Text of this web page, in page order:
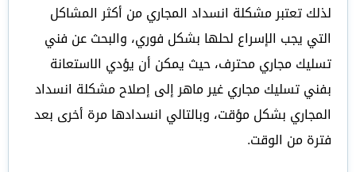
لذلك تعتبر مشكلة انسداد المجاري من أكثر المشاكل
التي يجب الإسراع لحلها بشكل فوري، والبحث عن فني
تسليك مجاري محترف، حيث يمكن أن يؤدي الاستعانة
بفني تسليك مجاري غير ماهر إلى إصلاح مشكلة انسداد
المجاري بشكل مؤقت، وبالتالي انسدادها مرة أخرى بعد
فترة من الوقت.